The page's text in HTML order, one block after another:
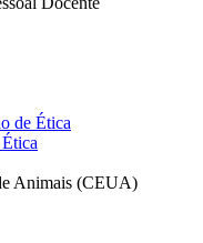
de Ética
Animais (CEUA)